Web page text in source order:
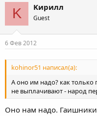
K Kирилл
Guest
6 Фев 2012
kohinor51 написал(а):
А оно им надо? как только
не выплачивают - народ
Оно нам надо. Гаишники